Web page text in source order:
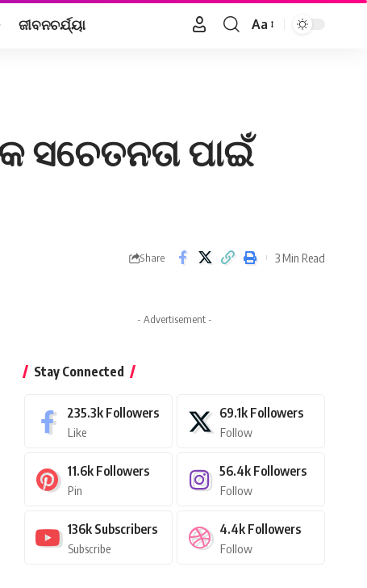
ଜୀବନଚର୍ଯ୍ୟା
Font
Aa
ସଚେତନତା ପାଇଁ
Share 3 Min Read
- Advertisement -
Stay Connected
235.3k Followers
Like
69.1k Followers
Follow
11.6k Followers
Pin
56.4k Followers
Follow
136k Subscribers
Subscribe
4.4k Followers
Follow